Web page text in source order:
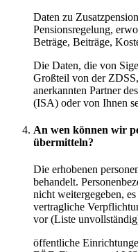
Daten zu
Pensionsregelung,
Beträge, Beiträge,
Die Daten, die von
Großteil von der
anerkannten Partner
(ISA) oder von Ihnen
An wen können wir
übermitteln?
Die erhobenen
behandelt.
nicht weitergegeben,
vertragliche
vor (Liste
öffentliche